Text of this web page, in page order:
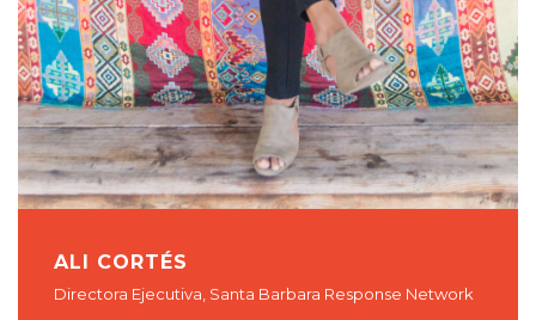
ALI CORTÉS
Directora Ejecutiva, Santa Barbara Response Network